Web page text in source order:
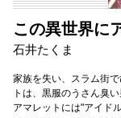
この異世界に
石井たくま
家族を失い、スラム街
トは、黒服のうさん臭
アマレットには"アイド